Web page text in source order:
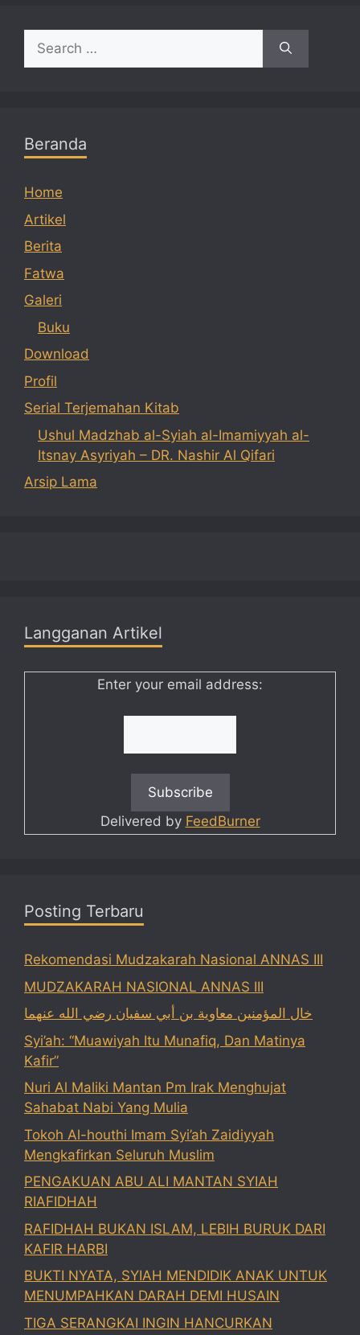
Search
for:
Beranda
Home
Artikel
Berita
Fatwa
Galeri
Buku
Download
Profil
Serial Terjemahan Kitab
Ushul Madzhab al-Syiah al-Imamiyyah al-
Itsnay Asyriyah – DR. Nashir Al Qifari
Arsip Lama
Langganan Artikel
Enter your email address:
Delivered by FeedBurner
Posting Terbaru
Rekomendasi Mudzakarah Nasional ANNAS III
MUDZAKARAH NASIONAL ANNAS III
خال المؤمنين معاوية بن أبي سفيان رضي الله عنهما
Syi’ah: “Muawiyah Itu Munafiq, Dan Matinya
Kafir”
Nuri Al Maliki Mantan Pm Irak Menghujat
Sahabat Nabi Yang Mulia
Tokoh Al-houthi Imam Syi’ah Zaidiyyah
Mengkafirkan Seluruh Muslim
PENGAKUAN ABU ALI MANTAN SYIAH
RIAFIDHAH
RAFIDHAH BUKAN ISLAM, LEBIH BURUK DARI
KAFIR HARBI
BUKTI NYATA, SYIAH MENDIDIK ANAK UNTUK
MENUMPAHKAN DARAH DEMI HUSAIN
TIGA SERANGKAI INGIN HANCURKAN